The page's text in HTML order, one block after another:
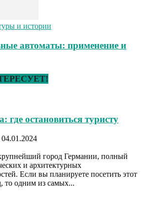
и истории
автоматы: применение и
где остановиться туристу
04.01.2024
город Германии, полный
и архитектурных
Если вы планируете посетить этот
то одним из самых...